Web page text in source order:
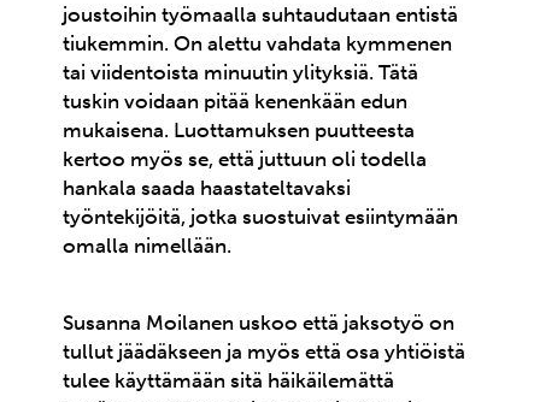
joustoihin työmaalla suhtaudutaan entistä
tiukemmin. On alettu vahdata kymmenen
tai viidentoista minuutin ylityksiä. Tätä
tuskin voidaan pitää kenenkään edun
mukaisena. Luottamuksen puutteesta
kertoo myös se, että juttuun oli todella
hankala saada haastateltavaksi
työntekijöitä, jotka suostuivat esiintymään
omalla nimellään.
Susanna Moilanen uskoo että jaksotyö on
tullut jäädäkseen ja myös että osa yhtiöistä
tulee käyttämään sitä häikäilemättä